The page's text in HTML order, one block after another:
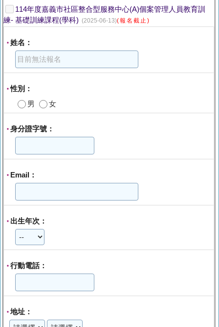
114年度嘉義市社區整合型服務中心(A)個案管理人員教育訓
練- 基礎訓練課程(學科) (2025-06-13)(報名截止)
* 姓名：
*性別：
男
女
* 身分證字號：
* Email：
* 出生年次：
* 行動電話：
*地址：